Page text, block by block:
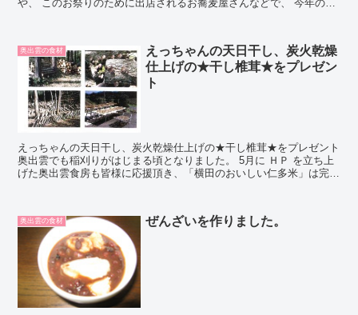
や、 このお祭りのために出店されるお蕎麦屋さんなどで、 今年の新
奥出雲の食材
えっちゃんの天日干し、炭火乾燥
仕上げの★干し椎茸★をプレゼン
ト
えっちゃんの天日干し、炭火乾燥仕上げの★干し椎茸★をプレゼント
奥出雲でも稲刈りがはじまる頃となりました。 5月に ＨＰ を立ち上
げた奥出雲食房も皆様に応援頂き、「横田のおいしい仁多米」は完売
奥出雲の食材 ぜんざいを作りました。